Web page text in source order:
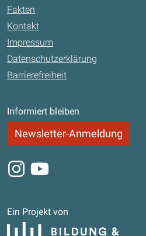
Fakten
Kontakt
Impressum
Datenschutzerklärung
Barrierefreiheit
Informiert bleiben
Newsletter-Anmeldung
Instagram
Youtube
Ein Projekt von
Bildung und Begabung